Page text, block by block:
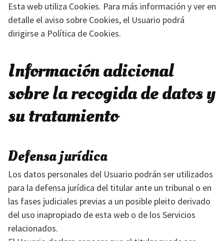
Esta web utiliza Cookies. Para más información y ver en
detalle el aviso sobre Cookies, el Usuario podrá
dirigirse a Política de Cookies.
Información adicional
sobre la recogida de datos y
su tratamiento
Defensa jurídica
Los datos personales del Usuario podrán ser utilizados
para la defensa jurídica del titular ante un tribunal o en
las fases judiciales previas a un posible pleito derivado
del uso inapropiado de esta web o de los Servicios
relacionados.